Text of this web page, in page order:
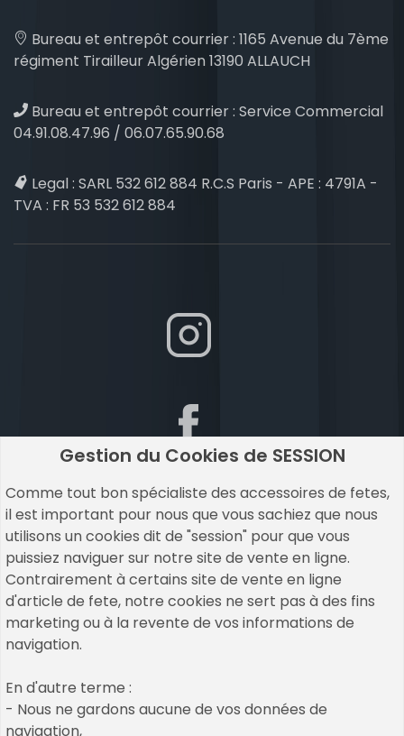
Gestion du Cookies de SESSION
Comme tout bon spécialiste des accessoires de fetes,
il est important pour nous que vous sachiez que nous
utilisons un cookies dit de "session" pour que vous
puissiez naviguer sur notre site de vente en ligne.
Contrairement à certains site de vente en ligne
d'article de fete, notre cookies ne sert pas à des fins
marketing ou à la revente de vos informations de
navigation.
En d'autre terme :
- Nous ne gardons aucune de vos données de
navigation,
Bureau et entrepôt courrier : 1165 Avenue du 7ème
régiment Tirailleur Algérien 13190 ALLAUCH
Bureau et entrepôt courrier : Service Commercial
04.91.08.47.96 / 06.07.65.90.68
Legal : SARL 532 612 884 R.C.S Paris - APE : 4791A -
TVA : FR 53 532 612 884
Copyrights © 2026 All Rights Reserved by Un Air De
Fetes
Cookies & Legal Mention